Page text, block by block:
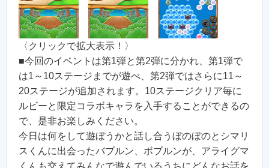
〈クリックで拡大表示！〉
■今回のイベントは第1弾と第2弾に分かれ、第1弾で
は1～10ステージまでが遊べ、第2弾ではさらに11～
20ステージが追加されます。10ステージクリア毎に
ルビーと限定コラボキャラを入手することができるの
で、是非お楽しみください。
今日は何をして遊ぼうかと話し合うぼのぼのとシマリ
スくんに出会ったバブルン、ボブルンが、アライグマ